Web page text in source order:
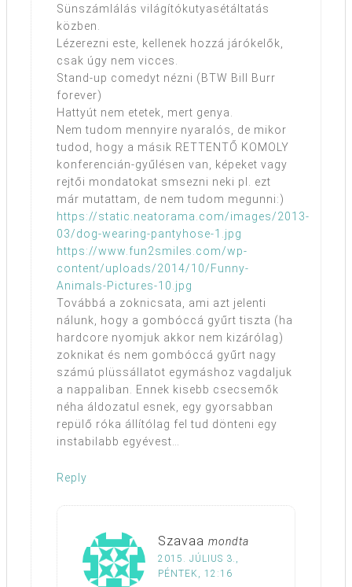
Sünszámlálás világítókutyasétáltatás
közben.
Lézerezni este, kellenek hozzá járókelők,
csak úgy nem vicces.
Stand-up comedyt nézni (BTW Bill Burr
forever)
Hattyút nem etetek, mert genya.
Nem tudom mennyire nyaralós, de mikor
tudod, hogy a másik RETTENTŐ KOMOLY
konferencián-gyűlésen van, képeket vagy
rejtői mondatokat smsezni neki pl. ezt
már mutattam, de nem tudom megunni:)
https://static.neatorama.com/images/2013-
03/dog-wearing-pantyhose-1.jpg
https://www.fun2smiles.com/wp-
content/uploads/2014/10/Funny-
Animals-Pictures-10.jpg
Továbbá a zoknicsata, ami azt jelenti
nálunk, hogy a gombóccá gyűrt tiszta (ha
hardcore nyomjuk akkor nem kizárólag)
zoknikat és nem gombóccá gyűrt nagy
számú plüssállatot egymáshoz vagdaljuk
a nappaliban. Ennek kisebb csecsemők
néha áldozatul esnek, egy gyorsabban
repülő róka állítólag fel tud dönteni egy
instabilabb egyévest…
Reply
Szavaa mondta
2015. JÚLIUS 3.,
PÉNTEK, 12:16